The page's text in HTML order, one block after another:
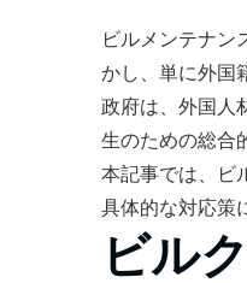
ビルメンテナン
かし、単に外国
政府は、外国人
生のための総合
本記事では、ビ
具体的な対応策
ビル